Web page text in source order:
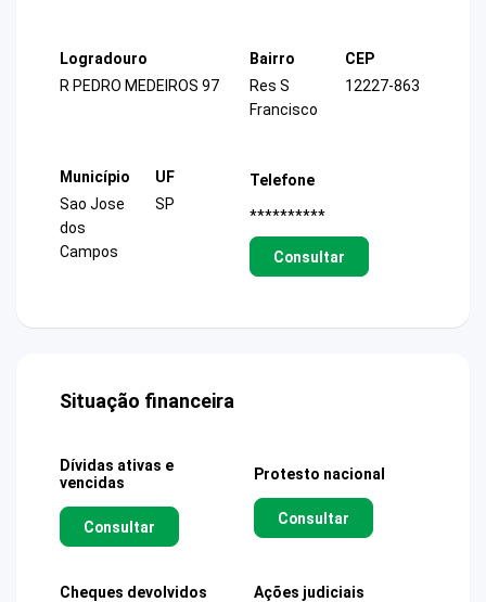
Logradouro
R PEDRO MEDEIROS 97
Bairro
Res S
Francisco
CEP
12227-863
Município
Sao Jose
dos
Campos
UF
SP
Telefone
**********
Consultar
Situação financeira
Dívidas ativas e
vencidas
Consultar
Protesto nacional
Consultar
Cheques devolvidos Ações judiciais